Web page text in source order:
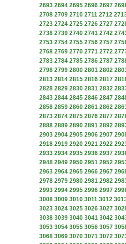
2693 2694 2695 2696 2697
2708 2709 2710 2711 2712
2723 2724 2725 2726 2727
2738 2739 2740 2741 2742
2753 2754 2755 2756 2757
2768 2769 2770 2771 2772
2783 2784 2785 2786 2787
2798 2799 2800 2801 2802
2813 2814 2815 2816 2817
2828 2829 2830 2831 2832
2843 2844 2845 2846 2847
2858 2859 2860 2861 2862
2873 2874 2875 2876 2877
2888 2889 2890 2891 2892
2903 2904 2905 2906 2907
2918 2919 2920 2921 2922
2933 2934 2935 2936 2937
2948 2949 2950 2951 2952
2963 2964 2965 2966 2967
2978 2979 2980 2981 2982
2993 2994 2995 2996 2997
3008 3009 3010 3011 3012
3023 3024 3025 3026 3027
3038 3039 3040 3041 3042
3053 3054 3055 3056 3057
3068 3069 3070 3071 3072